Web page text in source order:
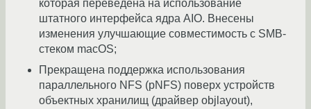
которая переведена на использование
штатного интерфейса ядра AIO. Внесены
изменения улучшающие совместимость с SMB-
стеком macOS;
Прекращена поддержка использования
параллельного NFS (pNFS) поверх устройств
объектных хранилищ (драйвер objlayout),